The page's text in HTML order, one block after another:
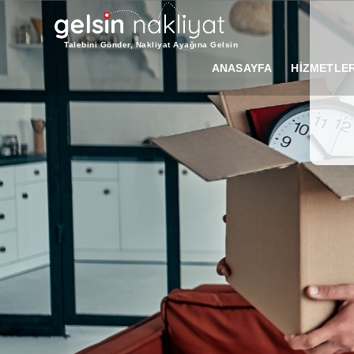
Talebini Gönder, Nakliyat Ayağına Gelsin
ANASAYFA